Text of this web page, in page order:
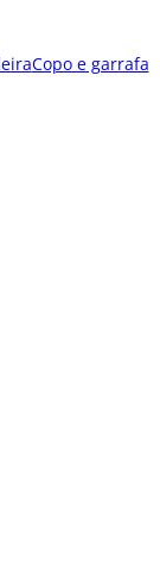
Copo e garrafa